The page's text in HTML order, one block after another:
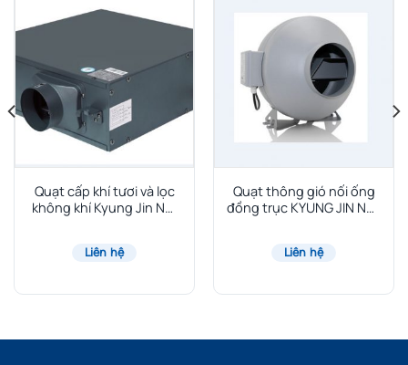
Quạt cấp khí tươi và lọc
không khí Kyung Jin NH:
Liên hệ
Quạt thông gió nối ống
đồng trục KYUNG JIN ND-
Liên hệ